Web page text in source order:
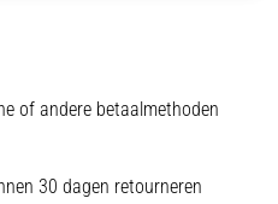
of andere betaalmethoden
30 dagen retourneren